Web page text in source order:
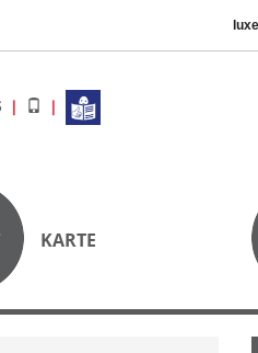
KARTE